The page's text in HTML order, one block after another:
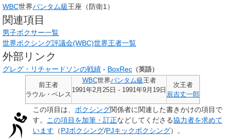
WBC世界バンタム級王座（防衛1）
関連項目
男子ボクサー一覧
世界ボクシング評議会(WBC)世界王者一覧
外部リンク
グレグ・リチャードソンの戦績 - BoxRec （英語）
前王者
ラウル・ペレス
WBC世界バンタム級 王者
1991年2月25日 - 1991年9月19日
次王者
辰吉丈一郎
この項目は、 ボクシング関係者に関連した書きかけの項目 で
す。
この項目を加筆・訂正などしてくださる協力者を求めて
います （PJボクシング/PJキックボクシング）。